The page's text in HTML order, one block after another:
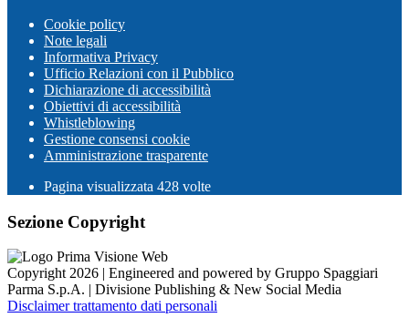
Cookie policy
Note legali
Informativa Privacy
Ufficio Relazioni con il Pubblico
Dichiarazione di accessibilità
Obiettivi di accessibilità
Whistleblowing
Gestione consensi cookie
Amministrazione trasparente
Pagina visualizzata 428 volte
Sezione Copyright
Copyright 2026 | Engineered and powered by Gruppo Spaggiari
Parma S.p.A. | Divisione Publishing & New Social Media
Disclaimer trattamento dati personali